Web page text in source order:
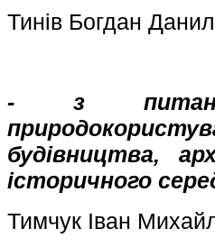
Тинів Богдан
- з питань
будівництва,
історичного
Тимчук Іван